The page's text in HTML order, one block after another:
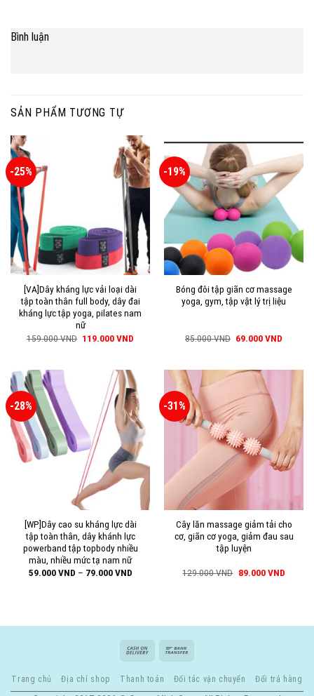
Bình luận
SẢN PHẨM TƯƠNG TỰ
-25%
[VA]Dây kháng lực vải loại dài
tập toàn thân full body, dây đai
kháng lực tập yoga, pilates nam
nữ
159.000VND 119.000VND
-19%
Bóng đôi tập giãn cơ massage
yoga, gym, tập vật lý trị liệu
85.000VND 69.000VND
-28%
[WP]Dây cao su kháng lực dài
tập toàn thân, dây khánh lực
powerband tập topbody nhiều
màu, nhiều mức tạ nam nữ
59.000VND – 79.000VND
-31%
Cây lăn massage giảm tải cho
cơ, giãn cơ yoga, giảm đau sau
tập luyện
129.000VND 89.000VND
Trang chủ Địa chỉ shop Thanh toán Đối tác vận chuyển Đổi trả hàng